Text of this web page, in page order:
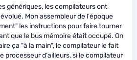
génériques, les compilateurs ont
Mon assembleur de l'époque
les instructions pour faire tourner
que le bus mémoire était occupé. On
ça "à la main", le compilateur le fait
processeur d'ailleurs, si le compilateur